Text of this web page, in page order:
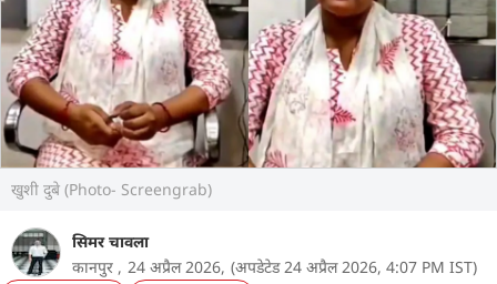
खुशी दुबे (Photo- Screengrab)
सिमर चावला
कानपुर , 24 अप्रैल 2026, (अपडेटेड 24 अप्रैल 2026, 4:07 PM IST)